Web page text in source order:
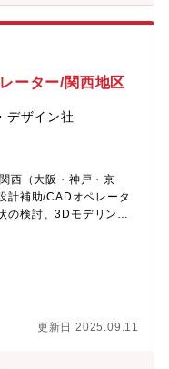
ーター/関西地区
ザイン社
西（大阪・神戸・京
計補助/CADオペレータ
の検討、3Dモデリン
ジェクト例】・機械分野
作品や冶具の設計、製図
検討・レイアウト設計
ール、搬送モジュー
・全自動式組み合わせ
更新日 2025.09.11